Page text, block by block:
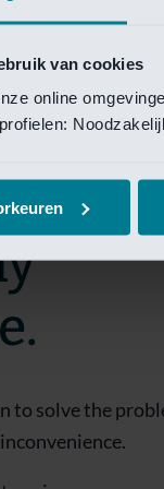
van cookies
online
om toegang te
page
to solve the